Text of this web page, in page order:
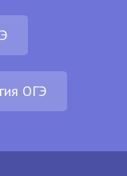
ОГЭ